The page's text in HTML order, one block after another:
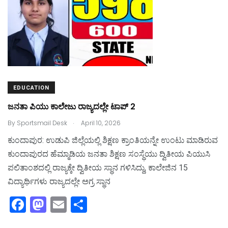
EDUCATION
ಜನತಾ ಪಿಯು ಕಾಲೇಜು ರಾಜ್ಯದಲ್ಲೇ ಟಾಪ್‌ 2
By Sportsmail Desk . April 10, 2026
ಕುಂದಾಪುರ: ಉಡುಪಿ ಜಿಲ್ಲೆಯಲ್ಲಿ ಶಿಕ್ಷಣ ಕ್ರಾಂತಿಯನ್ನೇ ಉಂಟು ಮಾಡಿರುವ
ಕುಂದಾಪುರದ ಹೆಮ್ಮಾಡಿಯ ಜನತಾ ಶಿಕ್ಷಣ ಸಂಸ್ಥೆಯು ದ್ವಿತೀಯ ಪಿಯುಸಿ
ಪಲಿತಾಂಶದಲ್ಲಿ ರಾಜ್ಯಕ್ಕೇ ದ್ವಿತೀಯ ಸ್ಥಾನ ಗಳಿಸಿದ್ದು, ಕಾಲೇಜಿನ 15
ವಿದ್ಯಾರ್ಥಿಗಳು ರಾಜ್ಯದಲ್ಲೇ ಅಗ್ರ ಸ್ಥಾನ
F
a
M
a
E
m